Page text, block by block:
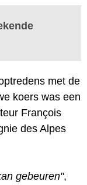
met de
koers was een
François
des Alpes
gebeuren",